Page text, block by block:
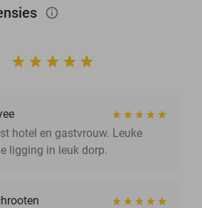
info_outlined
hotel en gastvrouw. Leuke
ligging in leuk dorp.